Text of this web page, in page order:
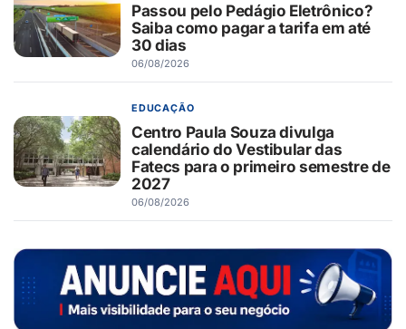
Passou pelo Pedágio Eletrônico?
Saiba como pagar a tarifa em até
30 dias
06/08/2026
EDUCAÇÃO
Centro Paula Souza divulga
calendário do Vestibular das
Fatecs para o primeiro semestre de
2027
06/08/2026